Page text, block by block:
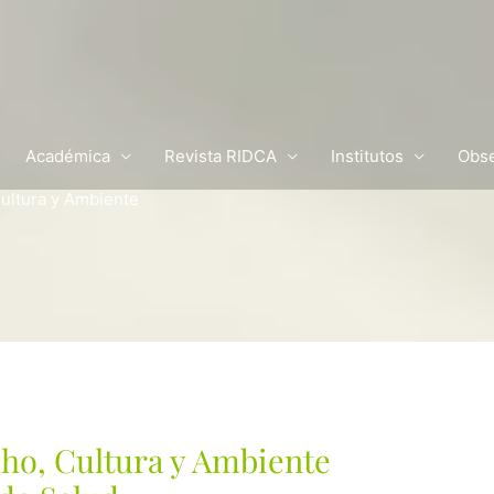
Académica Revista RIDCA Institutos
y Ambiente
Cultura y Ambiente